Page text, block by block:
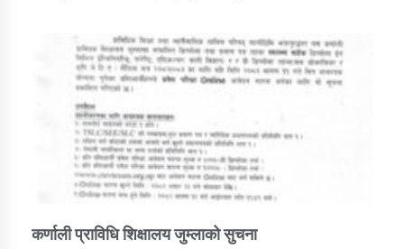
कर्णाली प्राविधि शिक्षालय जुम्लाको सुचना